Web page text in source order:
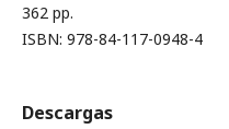
362 pp.
ISBN: 978-84-117-0948-4
Descargas